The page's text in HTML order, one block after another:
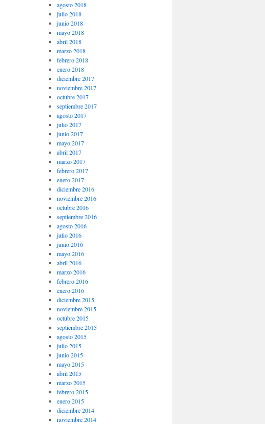
agosto 2018
julio 2018
junio 2018
mayo 2018
abril 2018
marzo 2018
febrero 2018
enero 2018
diciembre 2017
noviembre 2017
octubre 2017
septiembre 2017
agosto 2017
julio 2017
junio 2017
mayo 2017
abril 2017
marzo 2017
febrero 2017
enero 2017
diciembre 2016
noviembre 2016
octubre 2016
septiembre 2016
agosto 2016
julio 2016
junio 2016
mayo 2016
abril 2016
marzo 2016
febrero 2016
enero 2016
diciembre 2015
noviembre 2015
octubre 2015
septiembre 2015
agosto 2015
julio 2015
junio 2015
mayo 2015
abril 2015
marzo 2015
febrero 2015
enero 2015
diciembre 2014
noviembre 2014